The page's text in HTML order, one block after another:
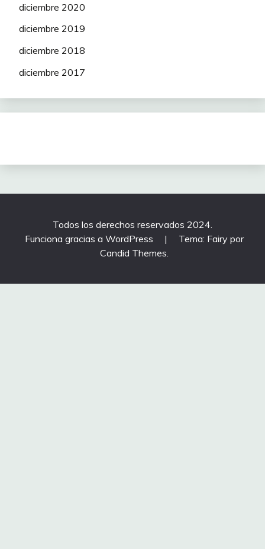
diciembre 2020
diciembre 2019
diciembre 2018
diciembre 2017
Todos los derechos reservados 2024.
Funciona gracias a WordPress
|
Tema: Fairy por
Candid Themes